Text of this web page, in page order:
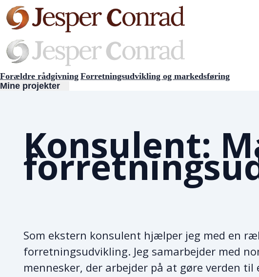
Forældre rådgivning Forretningsudvikling og markedsføring
Mine projekter
Konsulent:
Som ekstern konsulent hjælper jeg med en
forretningsudvikling. Jeg samarbejder med
mennesker, der arbejder på at gøre verden til